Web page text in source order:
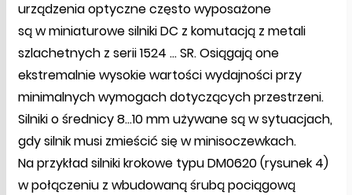
urządzenia optyczne często wyposażone
są w miniaturowe silniki DC z komutacją z metali
szlachetnych z serii 1524 ... SR. Osiągają one
ekstremalnie wysokie wartości wydajności przy
minimalnych wymogach dotyczących przestrzeni.
Silniki o średnicy 8...10 mm używane są w sytuacjach,
gdy silnik musi zmieścić się w minisoczewkach.
Na przykład silniki krokowe typu DM0620 (rysunek 4)
w połączeniu z wbudowaną śrubą pociągową